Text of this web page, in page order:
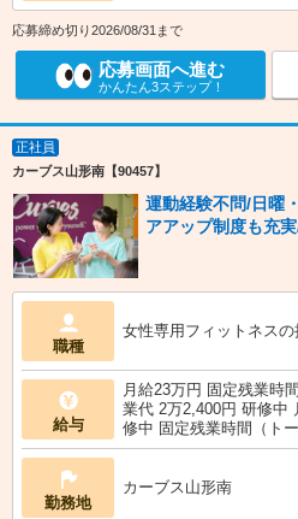
応募締め切り2026/08/31まで
応募画面へ進む
かんたん3ステップ！
正社員
カーブス山形南【90457】
運動経験不問/日曜
アアップ制度も充
職種
女性専用フィットネス
給与
月給23万円 固定残業時
業代 2万2,400円 研修中
修中 固定残業時間（ト
勤務地
カーブス山形南